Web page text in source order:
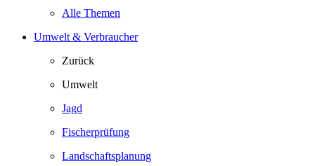
Alle Themen
Umwelt & Verbraucher
Zurück
Umwelt
Jagd
Fischerprüfung
Landschaftsplanung